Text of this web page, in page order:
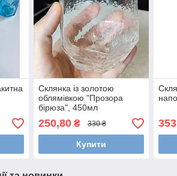
Склянка із золотою
облямівкою "Прозора
бірюза", 450мл
250,80₴ 330 ₴
Купити